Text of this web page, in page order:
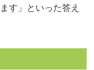
す」といった答え